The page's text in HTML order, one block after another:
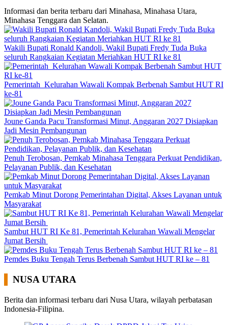
Informasi dan berita terbaru dari Minahasa, Minahasa Utara,
Minahasa Tenggara dan Selatan.
Wakili Bupati Ronald Kandoli, Wakil Bupati Fredy Tuda Buka
seluruh Rangkaian Kegiatan Meriahkan HUT RI ke 81
Pemerintah Kelurahan Wawali Kompak Berbenah Sambut HUT RI
ke-81
Joune Ganda Pacu Transformasi Minut, Anggaran 2027 Disiapkan
Jadi Mesin Pembangunan
Penuh Terobosan, Pemkab Minahasa Tenggara Perkuat Pendidikan,
Pelayanan Publik, dan Kesehatan
Pemkab Minut Dorong Pemerintahan Digital, Akses Layanan untuk
Masyarakat
Sambut HUT RI Ke 81, Pemerintah Kelurahan Wawali Mengelar
Jumat Bersih
Pemdes Buku Tengah Terus Berbenah Sambut HUT RI ke – 81
NUSA UTARA
Berita dan informasi terbaru dari Nusa Utara, wilayah perbatasan
Indonesia-Filipina.